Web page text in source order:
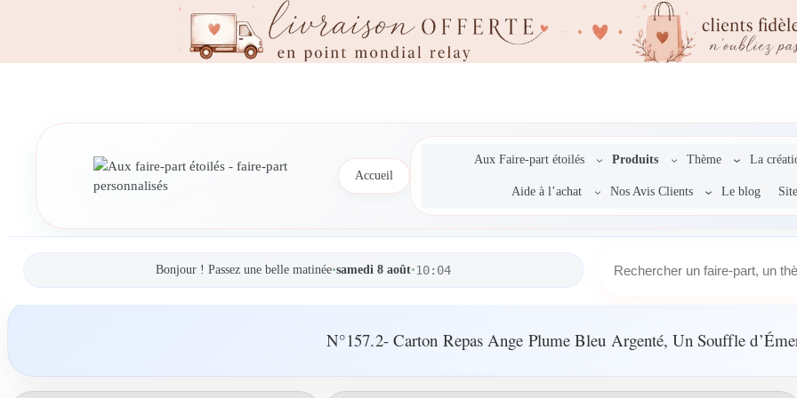
Accueil
Aux Faire-part étoilés Produits Thème La
Aide à l’achat Nos Avis Clients Le blog
Bonjour ! Passez une belle matinée•samedi 8 août•10:04
r
h
N°157.2- Carton Repas Ange Plume Bleu Argenté, Un Souffle